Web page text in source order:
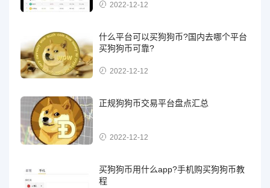
2022-12-12
什么平台可以买狗狗币?国内去哪个平台
买狗狗币可靠?
2022-12-12
正规狗狗币交易平台盘点汇总
2022-12-12
买狗狗币用什么app?手机购买狗狗币教
程